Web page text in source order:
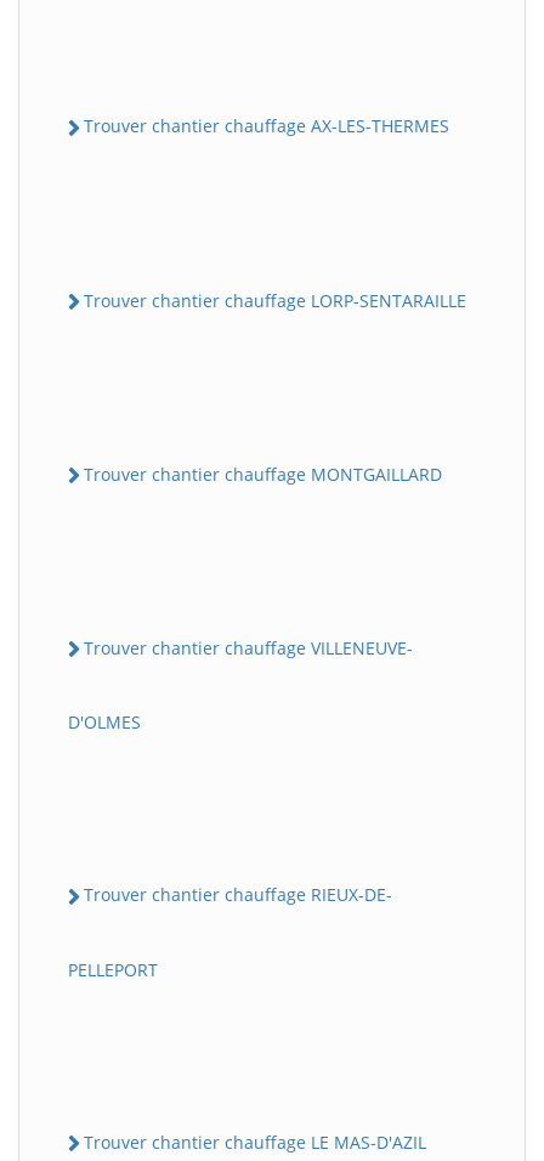
Trouver chantier chauffage AX-LES-THERMES
Trouver chantier chauffage LORP-SENTARAILLE
Trouver chantier chauffage MONTGAILLARD
Trouver chantier chauffage VILLENEUVE-
D'OLMES
Trouver chantier chauffage RIEUX-DE-
PELLEPORT
Trouver chantier chauffage LE MAS-D'AZIL